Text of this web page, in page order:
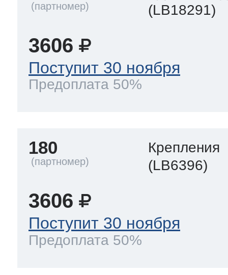
(LB18291)
3606
Поступит 30 ноября
Предоплата 50%
180
Крепления
(LB6396)
3606
Поступит 30 ноября
Предоплата 50%